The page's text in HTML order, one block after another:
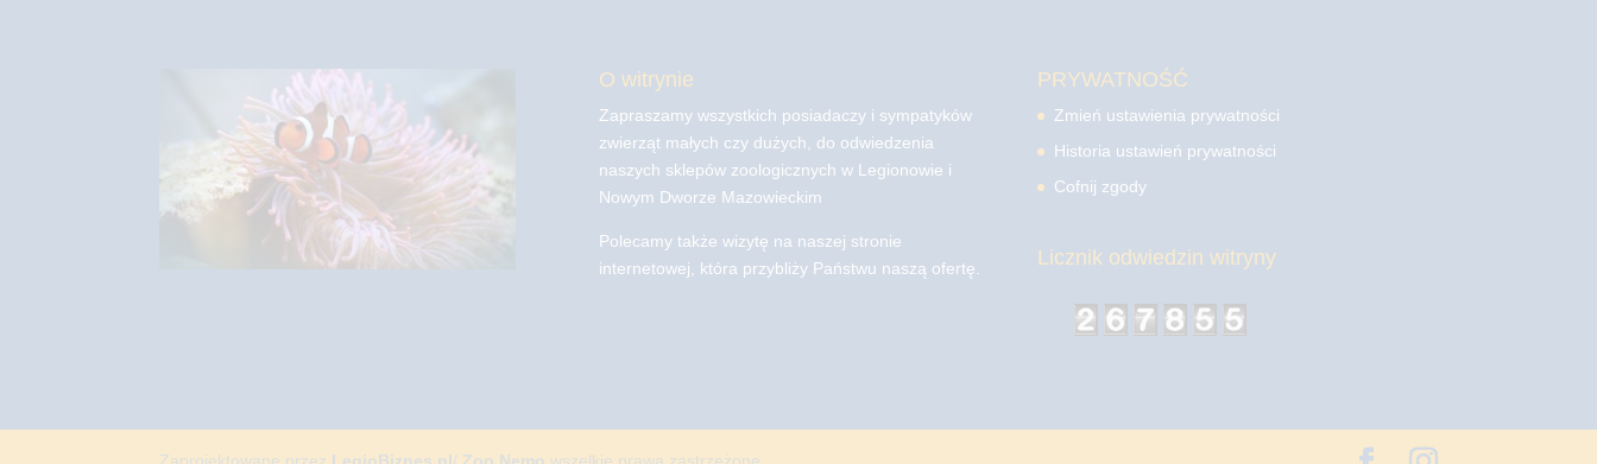
O witrynie
Zapraszamy wszystkich posiadaczy i sympatyków
zwierząt małych czy dużych, do odwiedzenia
naszych sklepów zoologicznych w Legionowie i
Nowym Dworze Mazowieckim
Polecamy także wizytę na naszej stronie
internetowej, która przybliży Państwu naszą ofertę.
PRYWATNOŚĆ
Zmień ustawienia prywatności
Historia ustawień prywatności
Cofnij zgody
Licznik odwiedzin witryny